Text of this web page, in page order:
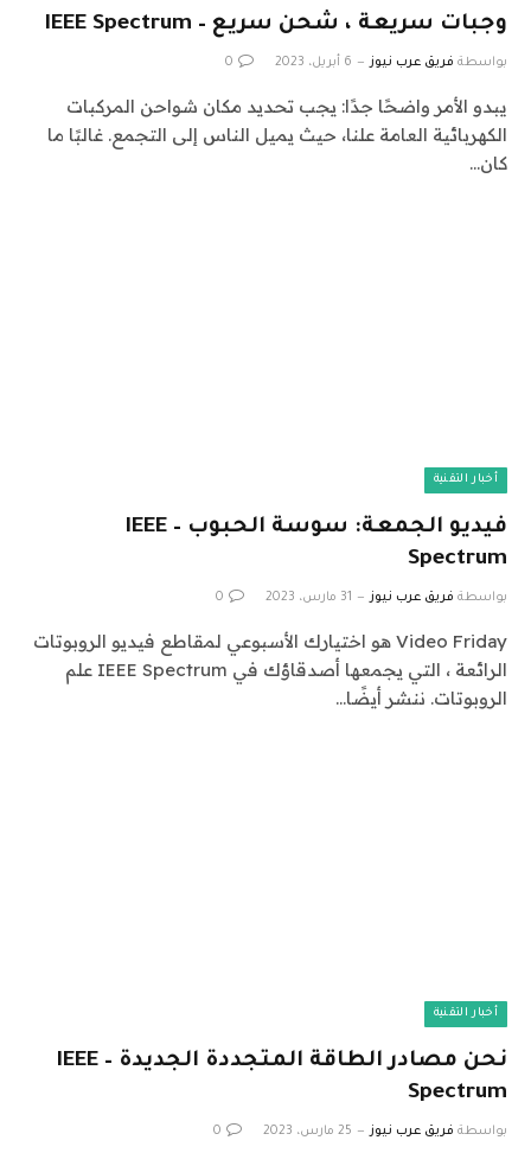
وجبات سريعة ، شحن سريع – IEEE Spectrum
بواسطة فريق عرب نيوز 6 أبريل، 2023 0
يبدو الأمر واضحًا جدًا: يجب تحديد مكان شواحن المركبات
الكهربائية العامة علنا، حيث يميل الناس إلى التجمع. غالبًا ما
كان…
أخبار التقنية
فيديو الجمعة: سوسة الحبوب – IEEE
Spectrum
بواسطة فريق عرب نيوز 31 مارس، 2023 0
Video Friday هو اختيارك الأسبوعي لمقاطع فيديو الروبوتات
الرائعة ، التي يجمعها أصدقاؤك في IEEE Spectrum علم
الروبوتات. ننشر أيضًا…
أخبار التقنية
نحن مصادر الطاقة المتجددة الجديدة – IEEE
Spectrum
بواسطة فريق عرب نيوز 25 مارس، 2023 0